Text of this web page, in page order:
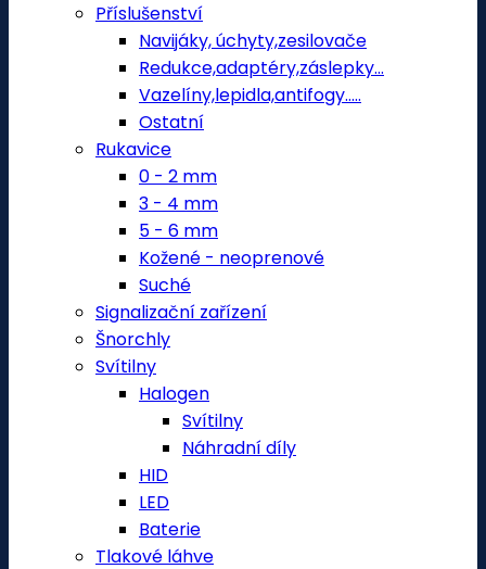
Příslušenství
Navijáky, úchyty,zesilovače
Redukce,adaptéry,záslepky...
Vazelíny,lepidla,antifogy.....
Ostatní
Rukavice
0 - 2 mm
3 - 4 mm
5 - 6 mm
Kožené - neoprenové
Suché
Signalizační zařízení
Šnorchly
Svítilny
Halogen
Svítilny
Náhradní díly
HID
LED
Baterie
Tlakové láhve